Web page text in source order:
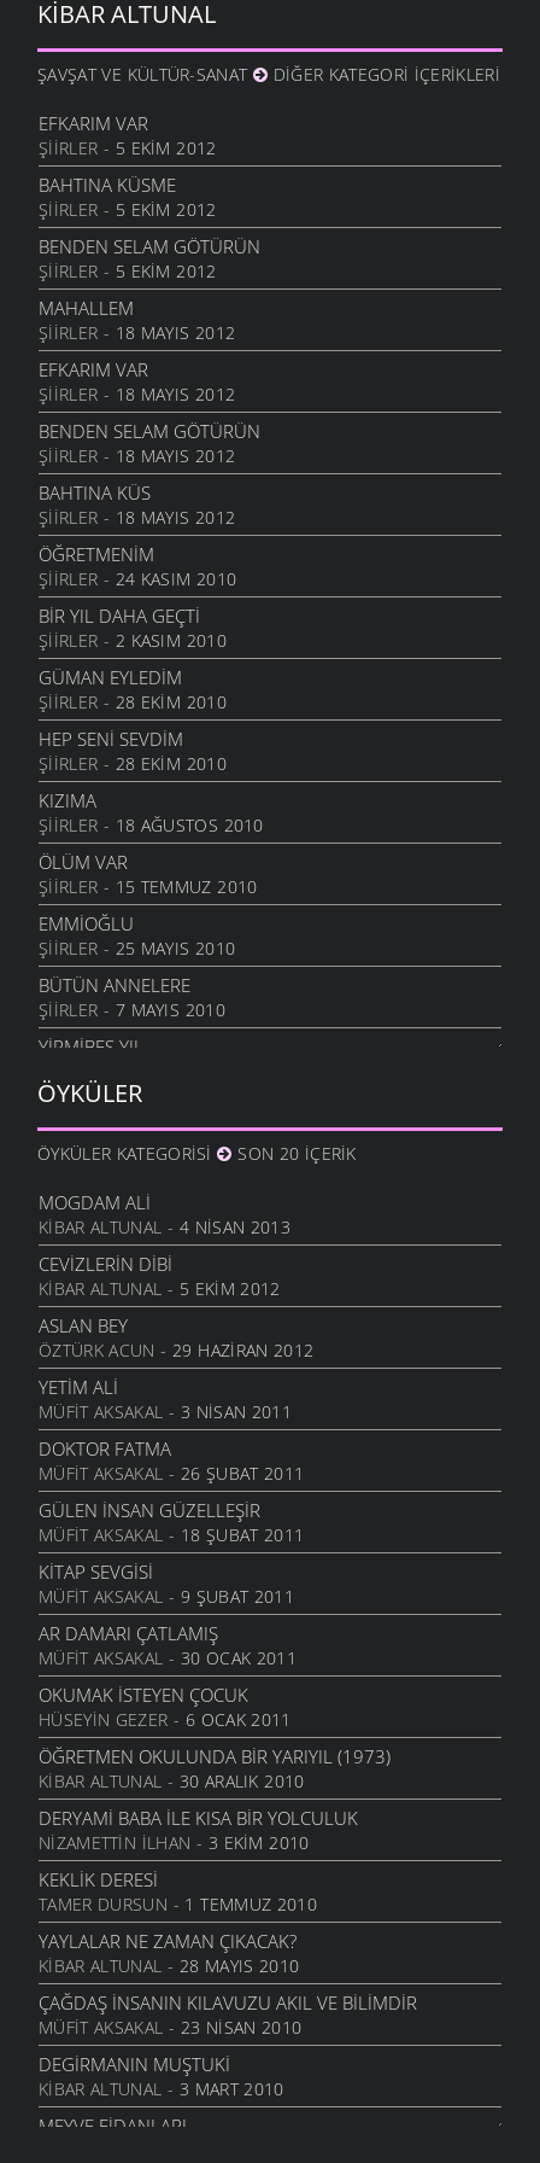
KIBAR ALTUNAL
ŞAVŞAT VE KÜLTÜR-SANAT DIĞER KATEGORI İÇERIKLERI
EFKARIM VAR
ŞIIRLER - 5 EKIM 2012
BAHTINA KÜSME
ŞIIRLER - 5 EKIM 2012
BENDEN SELAM GÖTÜRÜN
ŞIIRLER - 5 EKIM 2012
MAHALLEM
ŞIIRLER - 18 MAYIS 2012
EFKARIM VAR
ŞIIRLER - 18 MAYIS 2012
BENDEN SELAM GÖTÜRÜN
ŞIIRLER - 18 MAYIS 2012
BAHTINA KÜS
ŞIIRLER - 18 MAYIS 2012
ÖĞRETMENIM
ŞIIRLER - 24 KASIM 2010
BIR YIL DAHA GEÇTI
ŞIIRLER - 2 KASIM 2010
GÜMAN EYLEDIM
ŞIIRLER - 28 EKIM 2010
HEP SENI SEVDIM
ŞIIRLER - 28 EKIM 2010
KIZIMA
ŞIIRLER - 18 AĞUSTOS 2010
ÖLÜM VAR
ŞIIRLER - 15 TEMMUZ 2010
EMMIOĞLU
ŞIIRLER - 25 MAYIS 2010
BÜTÜN ANNELERE
ŞIIRLER - 7 MAYIS 2010
YIRMIBEŞ YIL
BAHAR
ŞIIRLER- 12 NISAN 2010
ŞIIRLER- 6 NISAN 2010
SANMAYASIN HA
ŞIIRLER- 29 MART 2010
OĞLUMA
ŞIIRLER - 18 MART 2010
ÖZLEDIM ANNE
ŞIIRLER- 4 MART 2010
KÜLE DÖNMÜŞSÜN
ŞIIRLER- 3 MART 2010
YIL BITERKEN
ŞIIRLER - 25 ARALIK 2009
CEVIZLI
ŞIIRLER- 26 KASIM 2009
MEMLEKET HALLERI
ŞIIRLER - 16 KASIM 2009
BACI, SIZ NA KADAR TEMIZSIZ
ANILAR - 16 KASIM 2009
SORGU
ŞIIRLER- 3 KASIM 2009
UMUTSUZLUK
ŞIIRLER - 3 KASIM 2009
ÇORUH
ŞIIRLER - 23 EKIM 2009
RUHUMDAKI BOŞLUK
ŞIIRLER - 23 EKIM 2009
İYI KI VARSIN KÖYÜM
ŞIIRLER- 3 EYLÜL 2009
GEL GÖR KI
ŞIIRLER - 3 EYLÜL 2009
ZANNETME
ŞIIRLER - 29 HAZIRAN 2009
ÖYKÜLER
ÖYKÜLER KATEGORISI SON 20 İÇERIK
MOGDAM ALI
KIBAR ALTUNAL - 4 NISAN 2013
CEVIZLERIN DIBI
KIBAR ALTUNAL - 5 EKIM 2012
ASLAN BEY
ÖZTÜRK ACUN - 29 HAZIRAN 2012
YETIM ALI
MÜFIT AKSAKAL - 3 NISAN 2011
DOKTOR FATMA
MÜFIT AKSAKAL - 26 ŞUBAT 2011
GÜLEN İNSAN GÜZELLEŞIR
MÜFIT AKSAKAL - 18 ŞUBAT 2011
KITAP SEVGISI
MÜFIT AKSAKAL - 9 ŞUBAT 2011
AR DAMARI ÇATLAMIŞ
MÜFIT AKSAKAL - 30 OCAK 2011
OKUMAK İSTEYEN ÇOCUK
HÜSEYIN GEZER - 6 OCAK 2011
ÖĞRETMEN OKULUNDA BIR YARIYIL (1973)
KIBAR ALTUNAL - 30 ARALIK 2010
DERYAMI BABA İLE KISA BIR YOLCULUK
NIZAMETTIN İLHAN - 3 EKIM 2010
KEKLIK DERESI
TAMER DURSUN - 1 TEMMUZ 2010
YAYLALAR NE ZAMAN ÇIKACAK?
KIBAR ALTUNAL - 28 MAYIS 2010
ÇAĞDAŞ İNSANIN KILAVUZU AKIL VE BILIMDIR
MÜFIT AKSAKAL - 23 NISAN 2010
DEGIRMANIN MUŞTUKI
KIBAR ALTUNAL - 3 MART 2010
MEYVE FIDANLARI